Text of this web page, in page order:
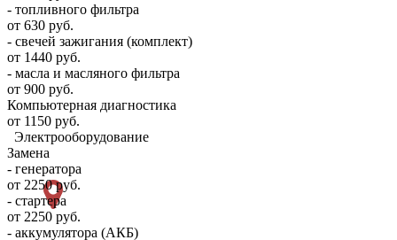
- топливного фильтра
от 630 руб.
- свечей зажигания (комплект)
от 1440 руб.
- масла и масляного фильтра
от 900 руб.
Компьютерная диагностика
от 1150 руб.
Электрооборудование
Замена
- генератора
от 2250 руб.
- стартера
от 2250 руб.
- аккумулятора (АКБ)